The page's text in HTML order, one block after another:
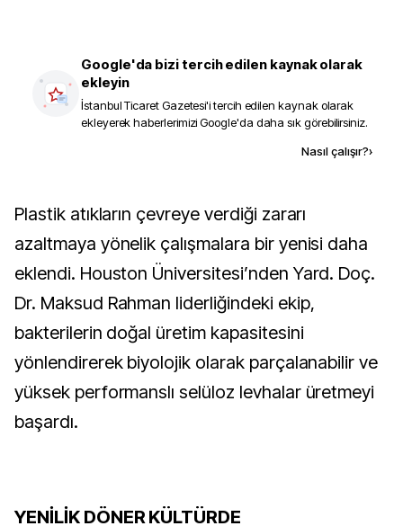
Google'da bizi tercih edilen kaynak olarak
ekleyin
İstanbul Ticaret Gazetesi'i tercih edilen kaynak olarak
ekleyerek haberlerimizi Google'da daha sık görebilirsiniz.
Nasıl çalışır?›
Plastik atıkların çevreye verdiği zararı
azaltmaya yönelik çalışmalara bir yenisi daha
eklendi. Houston Üniversitesi’nden Yard. Doç.
Dr. Maksud Rahman liderliğindeki ekip,
bakterilerin doğal üretim kapasitesini
yönlendirerek biyolojik olarak parçalanabilir ve
yüksek performanslı selüloz levhalar üretmeyi
başardı.
YENİLİK DÖNER KÜLTÜRDE